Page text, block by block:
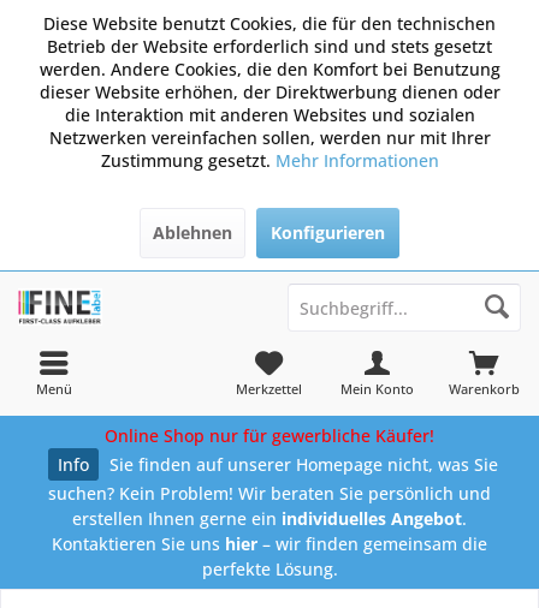
Diese Website benutzt Cookies, die für den technischen
Betrieb der Website erforderlich sind und stets gesetzt
werden. Andere Cookies, die den Komfort bei Benutzung
dieser Website erhöhen, der Direktwerbung dienen oder
die Interaktion mit anderen Websites und sozialen
Netzwerken vereinfachen sollen, werden nur mit Ihrer
Zustimmung gesetzt. Mehr Informationen
Ablehnen Konfigurieren
Warenkorb
Merkzettel Mein Konto
Menü
Online Shop nur für gewerbliche Käufer!
Info
Sie finden auf unserer Homepage nicht, was Sie
suchen? Kein Problem! Wir beraten Sie persönlich und
erstellen Ihnen gerne ein individuelles Angebot.
Kontaktieren Sie uns hier – wir finden gemeinsam die
perfekte Lösung.